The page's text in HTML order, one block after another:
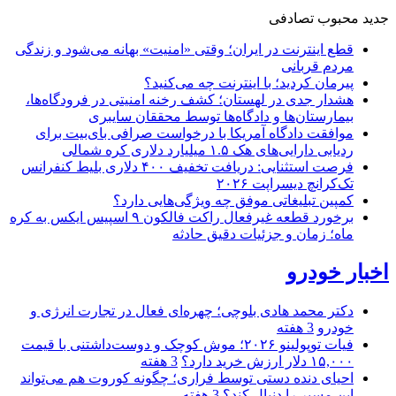
جدید محبوب تصادفی
قطع اینترنت در ایران؛ وقتی «امنیت» بهانه می‌شود و زندگی
مردم قربانی
پیرمان کردید؛ با اینترنت چه می‌کنید؟
هشدار جدی در لهستان؛ کشف رخنه امنیتی در فرودگاه‌ها،
بیمارستان‌ها و دادگاه‌ها توسط محققان سایبری
موافقت دادگاه آمریکا با درخواست صرافی بای‌بیت برای
ردیابی دارایی‌های هک ۱.۵ میلیارد دلاری کره شمالی
فرصت استثنایی: دریافت تخفیف ۴۰۰ دلاری بلیط کنفرانس
تک‌کرانچ دیسراپت ۲۰۲۶
کمپین تبلیغاتی موفق چه ویژگی‌هایی دارد؟
برخورد قطعه غیرفعال راکت فالکون ۹ اسپیس ایکس به کره
ماه؛ زمان و جزئیات دقیق حادثه
اخبار خودرو
دکتر محمد هادی بلوچی؛ چهره‌ای فعال در تجارت انرژی و
خودرو 3 هفته
فیات توپولینو ۲۰۲۶؛ موش کوچک و دوست‌داشتنی با قیمت
۱۵,۰۰۰ دلار ارزش خرید دارد؟
3 هفته
احیای دنده دستی توسط فراری؛ چگونه کوروت هم می‌تواند